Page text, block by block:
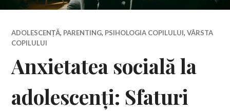
ADOLESCENȚĂ, PARENTING, PSIHOLOGIA COPILULUI,VÂRSTA
COPILULUI
Anxietatea socială la
adolescenți: Sfaturi